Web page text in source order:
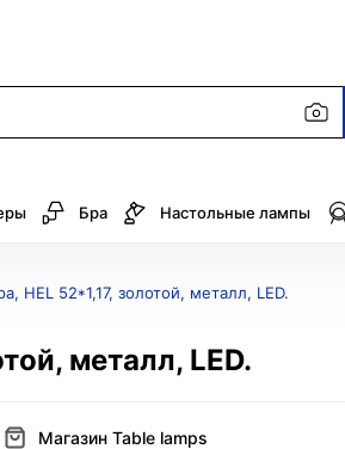
Бра Настольные лампы
HEL 52*1,17, золотой, металл, LED.
металл, LED.
Магазин Table lamps